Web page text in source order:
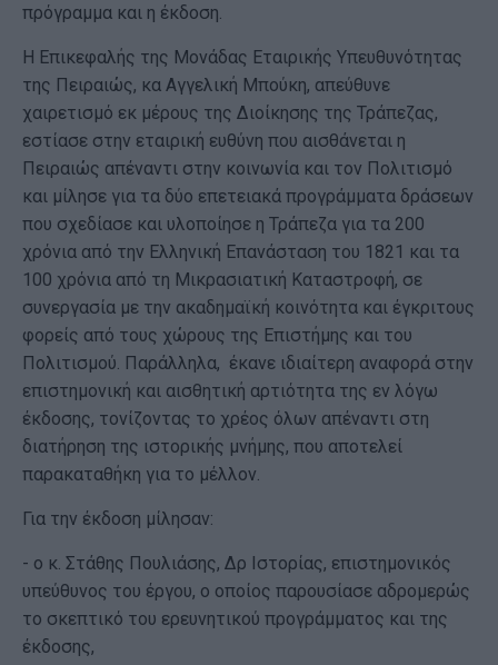
πρόγραμμα και η έκδοση.
Η Επικεφαλής της Μονάδας Εταιρικής Υπευθυνότητας
της Πειραιώς, κα Αγγελική Μπούκη, απεύθυνε
χαιρετισμό εκ μέρους της Διοίκησης της Τράπεζας,
εστίασε στην εταιρική ευθύνη που αισθάνεται η
Πειραιώς απέναντι στην κοινωνία και τον Πολιτισμό
και μίλησε για τα δύο επετειακά προγράμματα δράσεων
που σχεδίασε και υλοποίησε η Τράπεζα για τα 200
χρόνια από την Ελληνική Επανάσταση του 1821 και τα
100 χρόνια από τη Μικρασιατική Καταστροφή, σε
συνεργασία με την ακαδημαϊκή κοινότητα και έγκριτους
φορείς από τους χώρους της Επιστήμης και του
Πολιτισμού. Παράλληλα, έκανε ιδιαίτερη αναφορά στην
επιστημονική και αισθητική αρτιότητα της εν λόγω
έκδοσης, τονίζοντας το χρέος όλων απέναντι στη
διατήρηση της ιστορικής μνήμης, που αποτελεί
παρακαταθήκη για το μέλλον.
Για την έκδοση μίλησαν:
- ο κ. Στάθης Πουλιάσης, Δρ Ιστορίας, επιστημονικός
υπεύθυνος του έργου, ο οποίος παρουσίασε αδρομερώς
το σκεπτικό του ερευνητικού προγράμματος και της
έκδοσης,